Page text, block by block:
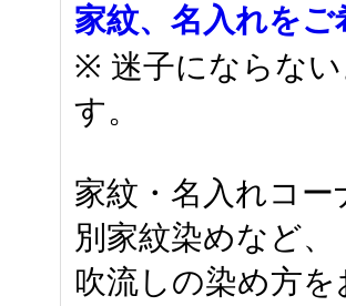
家紋、名入れを
※ 迷子にならな
す。
家紋・名入れコ
別家紋染めなど、
吹流しの染め方